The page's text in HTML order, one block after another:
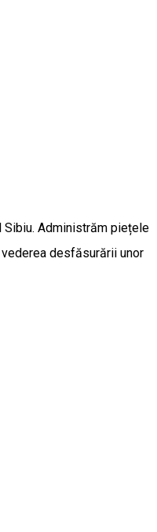
Sibiu. Administrăm piețele
desfăsurării unor